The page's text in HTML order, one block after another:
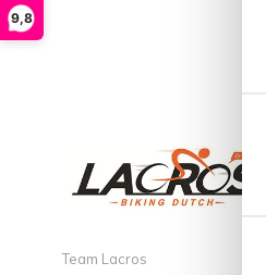
9,8
Team Lacros